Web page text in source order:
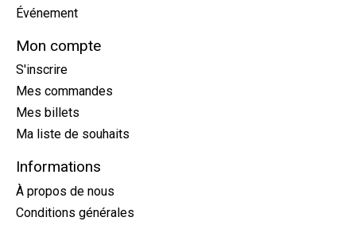
Événement
Mon compte
S'inscrire
Mes commandes
Mes billets
Ma liste de souhaits
Informations
À propos de nous
Conditions générales